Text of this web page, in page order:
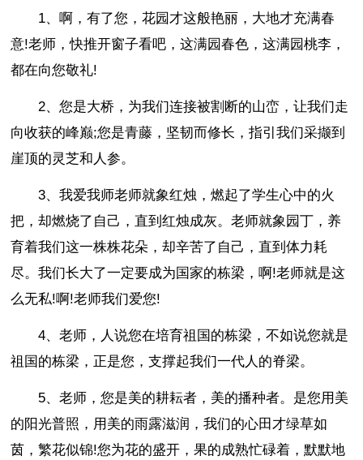
1、啊，有了您，花园才这般艳丽，大地才充满春
意!老师，快推开窗子看吧，这满园春色，这满园桃李，
都在向您敬礼!
2、您是大桥，为我们连接被割断的山峦，让我们走
向收获的峰巅;您是青藤，坚韧而修长，指引我们采撷到
崖顶的灵芝和人参。
3、我爱我师老师就象红烛，燃起了学生心中的火
把，却燃烧了自己，直到红烛成灰。老师就象园丁，养
育着我们这一株株花朵，却辛苦了自己，直到体力耗
尽。我们长大了一定要成为国家的栋梁，啊!老师就是这
么无私!啊!老师我们爱您!
4、老师，人说您在培育祖国的栋梁，不如说您就是
祖国的栋梁，正是您，支撑起我们一代人的脊梁。
5、老师，您是美的耕耘者，美的播种者。是您用美
的阳光普照，用美的雨露滋润，我们的心田才绿草如
茵，繁花似锦!您为花的盛开，果的成熟忙碌着，默默地